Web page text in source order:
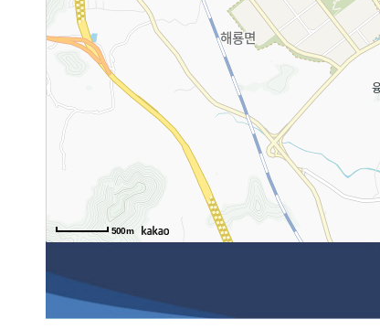
500m